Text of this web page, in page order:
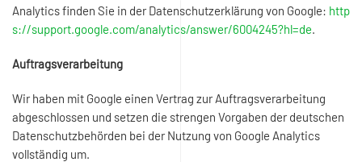
Analytics finden Sie in der Datenschutzerklärung von Google: http
s://support.google.com/analytics/answer/6004245?hl=de.
Auftragsverarbeitung
Wir haben mit Google einen Vertrag zur Auftragsverarbeitung
abgeschlossen und setzen die strengen Vorgaben der deutschen
Datenschutzbehörden bei der Nutzung von Google Analytics
vollständig um.